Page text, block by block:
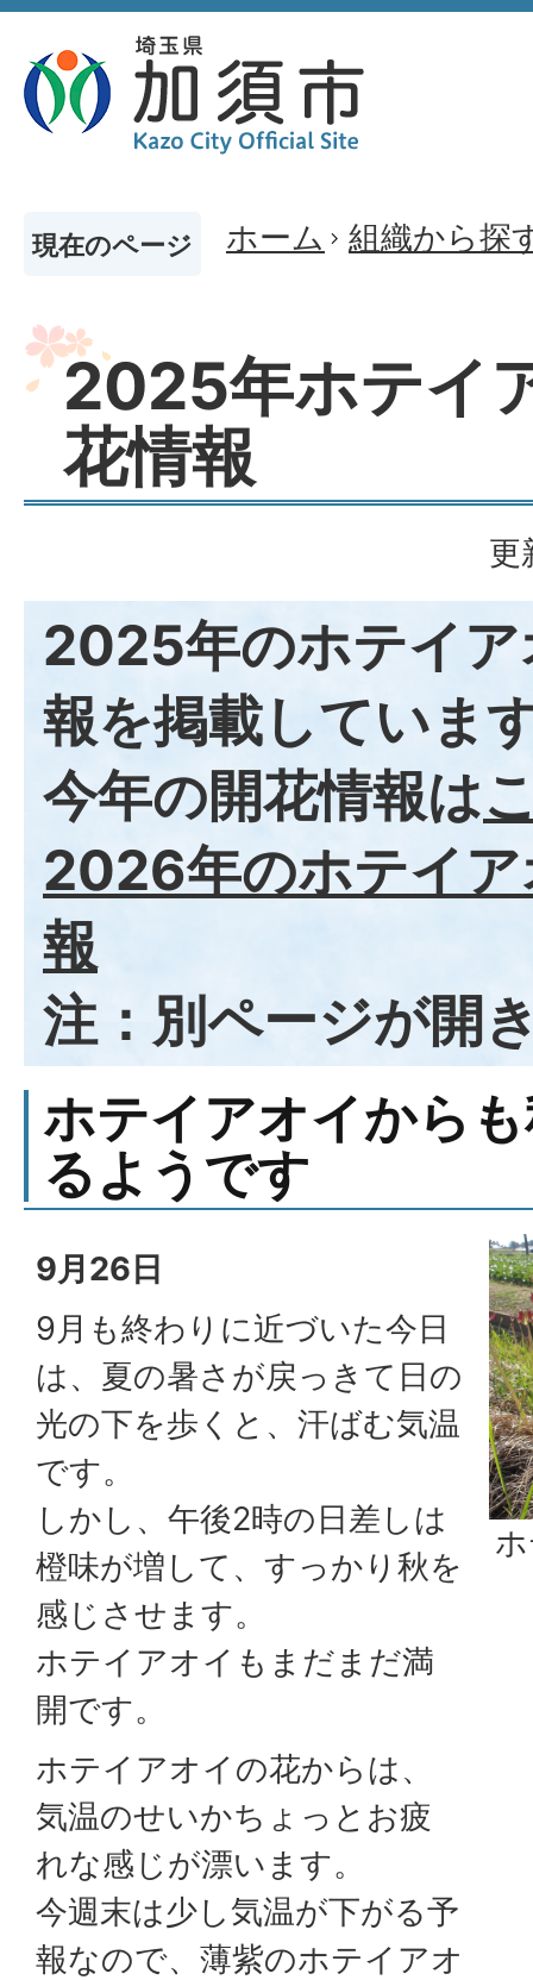
現在のページ ホーム 組織から探
2025年ホテイ
花情報
更
2025年のホテイア
報を掲載していま
今年の開花情報は
2026年のホテイア
報
注：別ページが開
ホテイアオイから
るようです
9月26日
9月も終わりに近づいた今日
は、夏の暑さが戻っきて日の
光の下を歩くと、汗ばむ気温
です。
しかし、午後2時の日差しは
橙味が増して、すっかり秋を
感じさせます。
ホテイアオイもまだまだ満
開です。
ホテイアオイの花からは、
気温のせいかちょっとお疲
れな感じが漂います。
今週末は少し気温が下がる予
報なので、薄紫のホテイアオ